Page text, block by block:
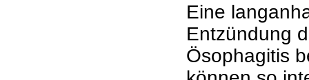
Eine
Entzündung
Ösophagitis